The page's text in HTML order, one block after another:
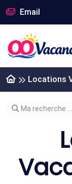
Email
Locations
Modifier votre
Ma recherche ...